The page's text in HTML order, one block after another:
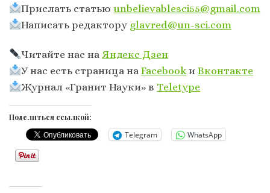
Прислать статьюunbelievablesci55@gmail.com
Написать редактору glavred@un-sci.com
Читайте нас наЯндекс Дзен
У нас есть страница наFacebookиВконтакте
Журнал «Гранит Науки» в Тeletype
Поделиться ссылкой:
Telegram WhatsApp